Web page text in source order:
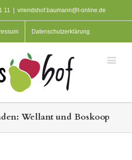
11 vriendshof.baumann@t-online.de
Datenschutzerklärung
Wellant und Boskoop